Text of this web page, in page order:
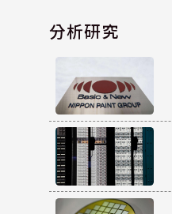
分析研究